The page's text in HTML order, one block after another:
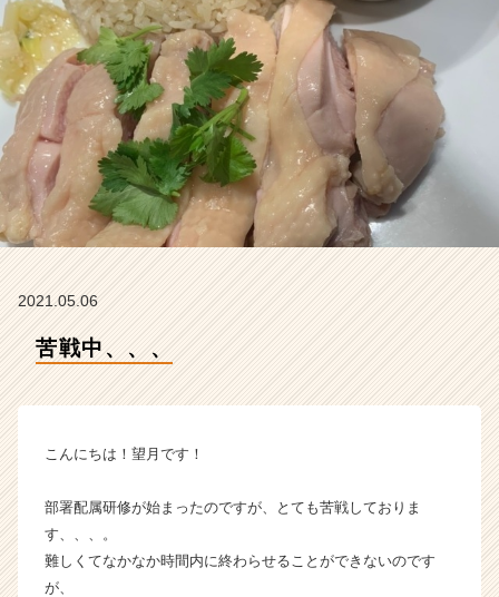
イ
ム
ラ
イ
ン】
|
ベ
ン
チ
ャ
ー・
ス
ウ
が
就
2021.05.06
苦戦中、、、
こんにちは！望月です！
部署配属研修が始まったのですが、とても苦戦しておりま
す、、、。
難しくてなかなか時間内に終わらせることができないのです
が、